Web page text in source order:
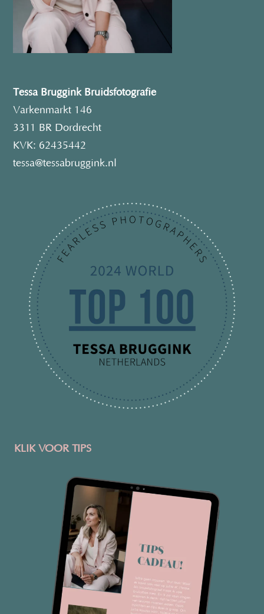
Tessa Bruggink Bruidsfotografie
Varkenmarkt 146
3311 BR Dordrecht
KVK: 62435442
tessa@tessabruggink.nl
KLIK VOOR TIPS